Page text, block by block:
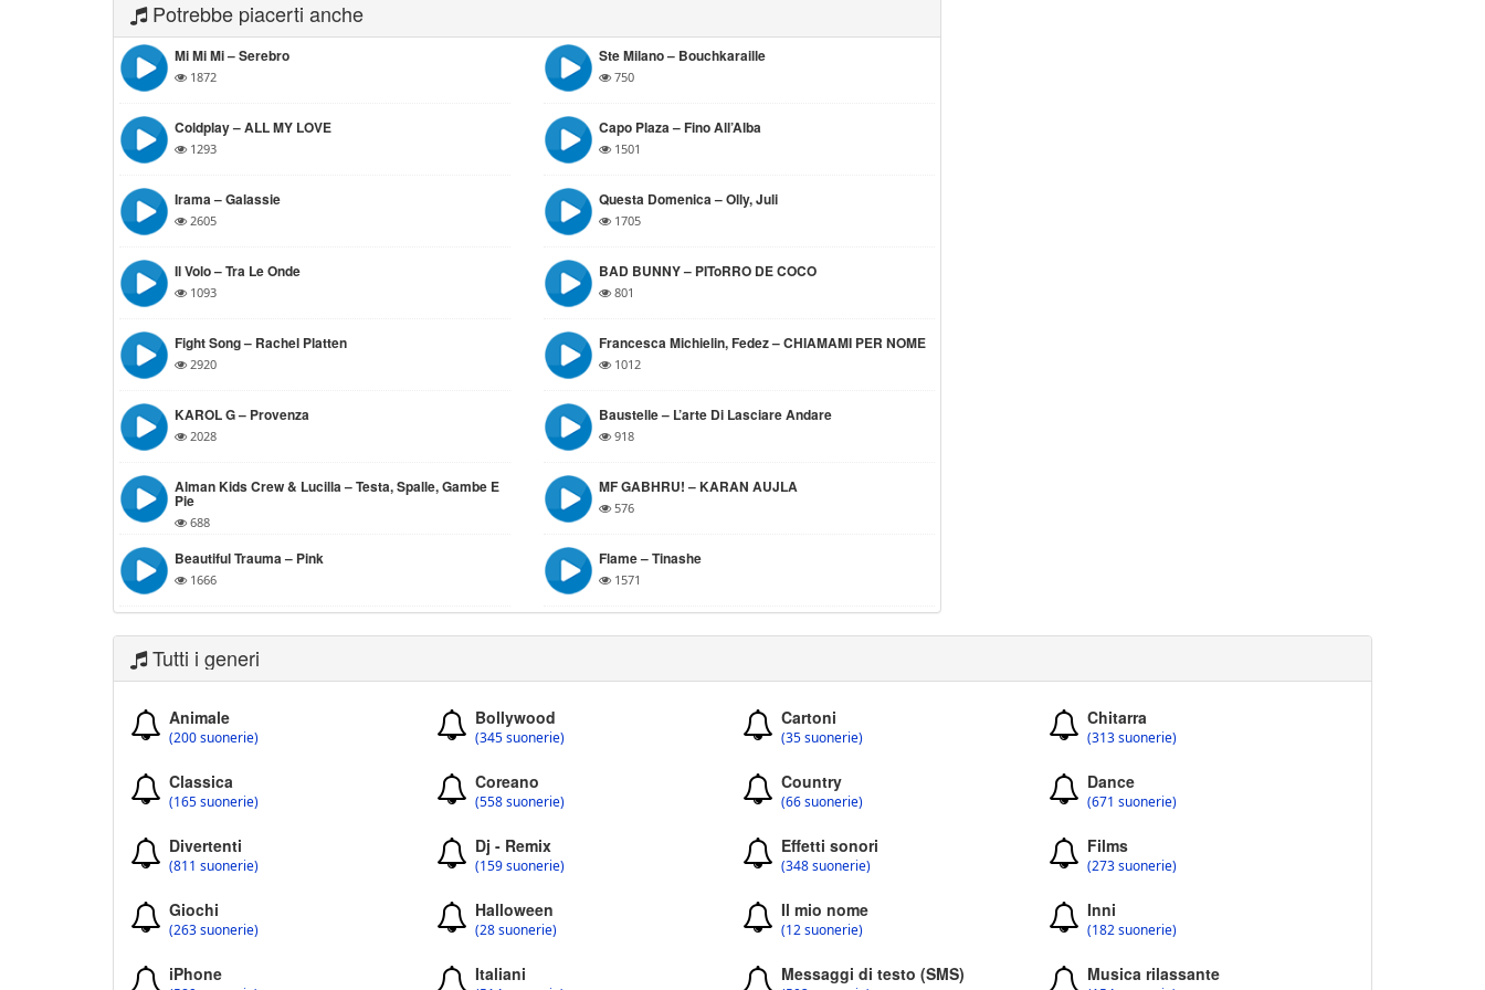
Potrebbe piacerti anche
Mi Mi Mi – Serebro
1872
Ste Milano – Bouchkaraille
750
Coldplay – ALL MY LOVE
1293
Capo Plaza – Fino All’Alba
1501
Irama – Galassie
2605
Questa Domenica – Olly, Juli
1705
Il Volo – Tra Le Onde
1093
BAD BUNNY – PIToRRO DE COCO
801
Fight Song – Rachel Platten
2920
Francesca Michielin, Fedez – CHIAMAMI PER NOME
1012
KAROL G – Provenza
2028
Baustelle – L’arte Di Lasciare Andare
918
Alman Kids Crew & Lucilla – Testa, Spalle, Gambe E
Pie
688
MF GABHRU! – KARAN AUJLA
576
Beautiful Trauma – Pink
1666
Flame – Tinashe
1571
Tutti i generi
Animale
(200 suonerie)
Bollywood
(345 suonerie)
Cartoni
(35 suonerie)
Chitarra
(313 suonerie)
Classica
(165 suonerie)
Coreano
(558 suonerie)
Country
(66 suonerie)
Dance
(671 suonerie)
Divertenti
(811 suonerie)
Dj - Remix
(159 suonerie)
Effetti sonori
(348 suonerie)
Films
(273 suonerie)
Giochi
(263 suonerie)
Halloween
(28 suonerie)
Il mio nome
(12 suonerie)
Inni
(182 suonerie)
iPhone Italiani Messaggi di testo (SMS) Musica rilassante